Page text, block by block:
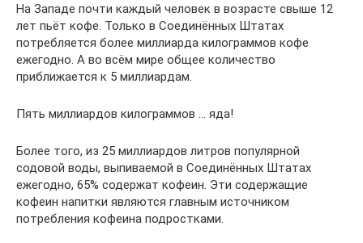
На Западе почти каждый человек в возрасте свыше 12
лет пьёт кофе. Только в Соединённых Штатах
потребляется более миллиарда килограммов кофе
ежегодно. А во всём мире общее количество
приближается к 5 миллиардам.
Пять миллиардов килограммов … яда!
Более того, из 25 миллиардов литров популярной
содовой воды, выпиваемой в Соединённых Штатах
ежегодно, 65% содержат кофеин. Эти содержащие
кофеин напитки являются главным источником
потребления кофеина подростками.